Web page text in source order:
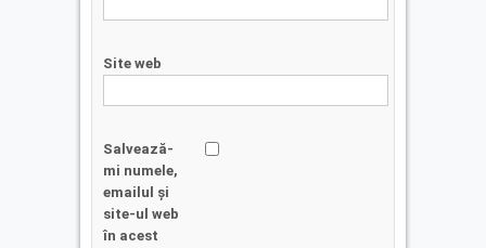
Site web
Salvează-
mi numele,
emailul și
site-ul web
în acest